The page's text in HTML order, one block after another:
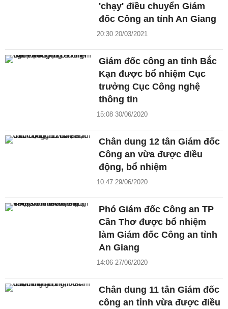
'chạy' điều chuyển Giám
đốc Công an tỉnh An Giang
20:30 20/03/2021
Giám đốc công an tỉnh Bắc
Kạn được bổ nhiệm Cục
trưởng Cục Công nghệ
thông tin
15:08 30/06/2020
Chân dung 12 tân Giám đốc
Công an vừa được điều
động, bổ nhiệm
10:47 29/06/2020
Phó Giám đốc Công an TP
Cần Thơ được bổ nhiệm
làm Giám đốc Công an tỉnh
An Giang
14:06 27/06/2020
Chân dung 11 tân Giám đốc
công an tỉnh vừa được điều